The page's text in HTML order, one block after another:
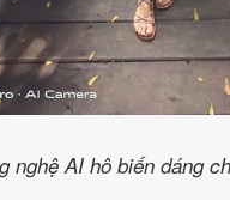
nghệ AI hô biến dáng